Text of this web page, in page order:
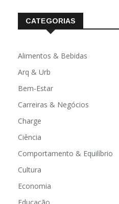
CATEGORIAS
Alimentos & Bebidas
Arq & Urb
Bem-Estar
Carreiras & Negócios
Charge
Ciência
Comportamento & Equilíbrio
Cultura
Economia